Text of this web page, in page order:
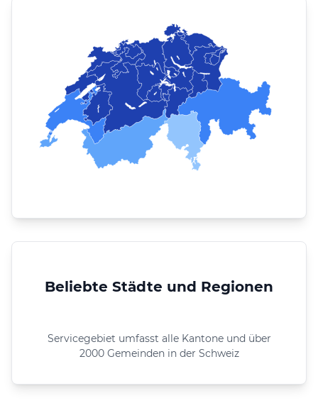
Beliebte Städte und Regionen
Servicegebiet umfasst alle Kantone und über
2000 Gemeinden in der Schweiz